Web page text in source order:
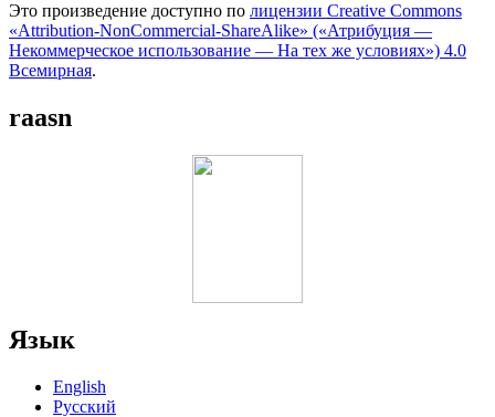
Это произведение доступно по лицензии Creative Commons
«Attribution-NonCommercial-ShareAlike» («Атрибуция —
Некоммерческое использование — На тех же условиях») 4.0
Всемирная.
raasn
Язык
English
Русский